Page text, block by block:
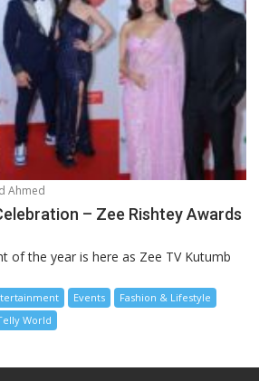
Ahmed
– Zee Rishtey Awards
of the year is here as Zee TV Kutumb
Events
Fashion & Lifestyle
World